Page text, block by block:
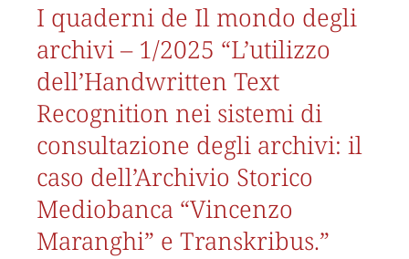
I quaderni de Il mondo degli
archivi – 1/2025 “L’utilizzo
dell’Handwritten Text
Recognition nei sistemi di
consultazione degli archivi: il
caso dell’Archivio Storico
Mediobanca “Vincenzo
Maranghi” e Transkribus.”